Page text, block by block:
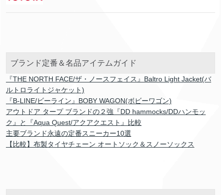
ブランド定番＆名品アイテムガイド
『THE NORTH FACE/ザ・ノースフェイス』Baltro Light Jacket(バ
ルトロライトジャケット)
『B-LINE/ビーライン』BOBY WAGON(ボビーワゴン)
アウトドア タープ ブランドの２強『DD hammocks/DDハンモッ
ク』と『Aqua Quest/アクアクエスト』比較
主要ブランド永遠の定番スニーカー10選
【比較】布製タイヤチェーン オートソック＆スノーソックス